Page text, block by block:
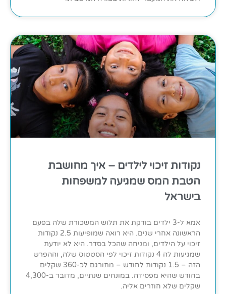
נקודות זיכוי לילדים – איך מחושבת
הטבת המס שמגיעה למשפחות
בישראל
אמא ל-3 ילדים בודקת את תלוש המשכורת שלה בפעם
הראשונה אחרי שנים. היא רואה שמופיעות 2.5 נקודות
זיכוי על הילדים, ומניחה שהכל בסדר. היא לא יודעת
שמגיעות לה 4 נקודות זיכוי לפי הסטטוס שלה, וההפרש
הזה – 1.5 נקודות לחודש – מתורגם לכ-360 שקלים
בחודש שהיא מפסידה. במונחים שנתיים, מדובר ב-4,300
שקלים שלא חוזרים אליה.